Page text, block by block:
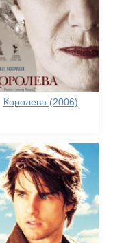
Королева (2006)